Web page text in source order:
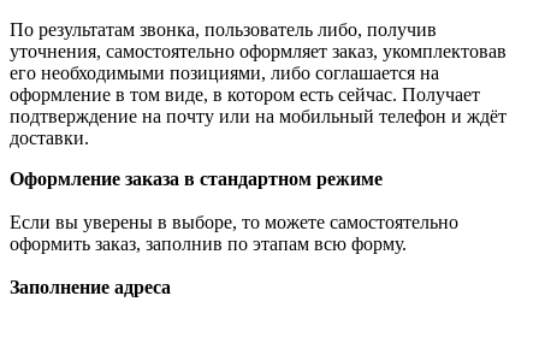
По результатам звонка, пользователь либо, получив
уточнения, самостоятельно оформляет заказ, укомплектовав
его необходимыми позициями, либо соглашается на
оформление в том виде, в котором есть сейчас. Получает
подтверждение на почту или на мобильный телефон и ждёт
доставки.
Оформление заказа в стандартном режиме
Если вы уверены в выборе, то можете самостоятельно
оформить заказ, заполнив по этапам всю форму.
Заполнение адреса